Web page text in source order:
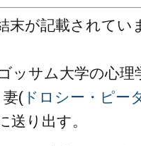
末が記載されてい
ッサム大学の心
妻( ドロシー・ピー
送り出す。